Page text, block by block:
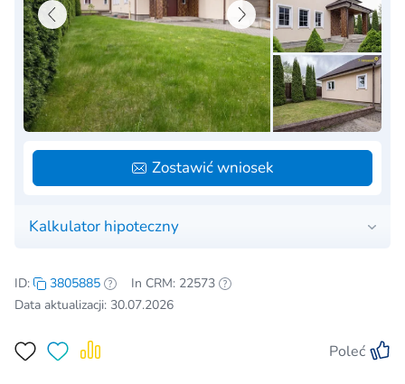
Kalkulator hipoteczny
Zostawić wniosek
ID: 3805885
In CRM: 22573
Data aktualizacji: 30.07.2026
Poleć